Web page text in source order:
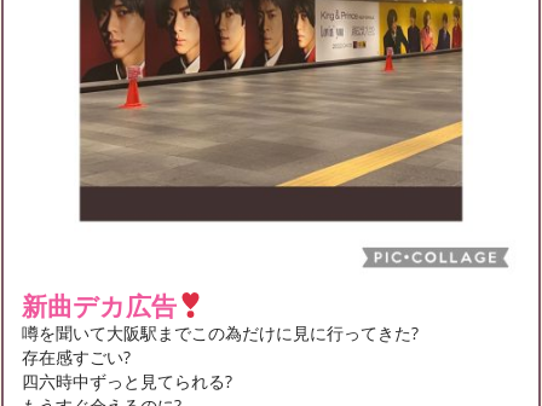
新曲デカ広告
噂を聞いて大阪駅までこの為だけに見に行ってきた?
存在感すごい?
四六時中ずっと見てられる?